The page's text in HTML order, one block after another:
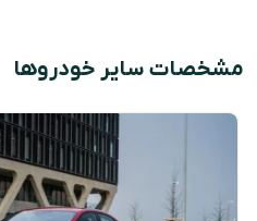
مشخصات سایر خودروها